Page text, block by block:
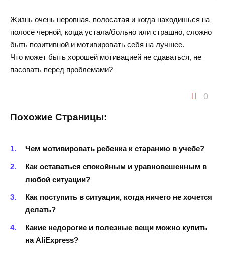
Жизнь очень неровная, полосатая и когда находишься на
полосе черной, когда устала/больно или страшно, сложно
быть позитивной и мотивировать себя на лучшее.
Что может быть хорошей мотивацией не сдаваться, не
пасовать перед проблемами?
0
Похожие Страницы:
Чем мотивировать ребенка к старанию в учебе?
Как оставаться спокойным и уравновешенным в
любой ситуации?
Как поступить в ситуации, когда ничего не хочется
делать?
Какие недорогие и полезные вещи можно купить
на AliExpress?